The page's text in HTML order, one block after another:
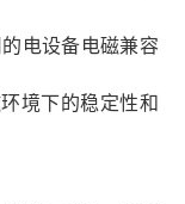
电设备电磁兼容
境下的稳定性和